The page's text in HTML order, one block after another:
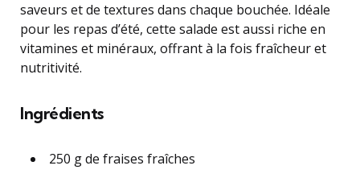
saveurs et de textures dans chaque bouchée. Idéale
pour les repas d’été, cette salade est aussi riche en
vitamines et minéraux, offrant à la fois fraîcheur et
nutritivité.
Ingrédients
250 g de fraises fraîches